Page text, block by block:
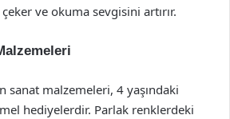
ve okuma sevgisini artırır.
sanat malzemeleri, 4 yaşındaki
hediyelerdir. Parlak renklerdeki